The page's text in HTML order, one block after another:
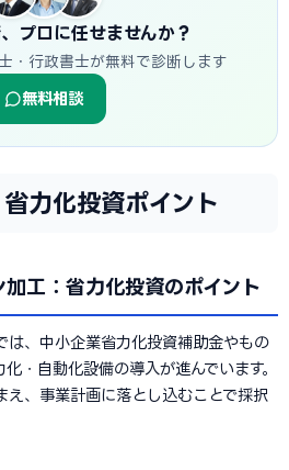
プロに任せませんか？
・行政書士が無料で診断します
無料相談
力化投資ポイント
工：省力化投資のポイント
は、中小企業省力化投資補助金やもの
・自動化設備の導入が進んでいます。
え、事業計画に落とし込むことで採択